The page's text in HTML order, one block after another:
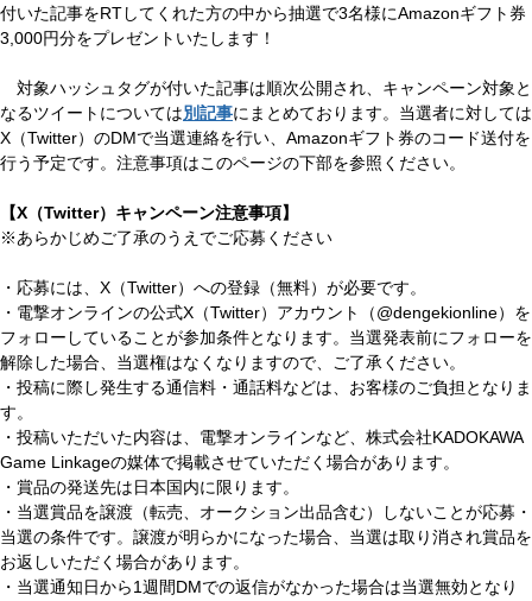
付いた記事をRTしてくれた方の中から抽選で3名様にAmazonギフト券
3,000円分をプレゼントいたします！
対象ハッシュタグが付いた記事は順次公開され、キャンペーン対象と
なるツイートについては別記事にまとめております。当選者に対しては
X（Twitter）のDMで当選連絡を行い、Amazonギフト券のコード送付を
行う予定です。注意事項はこのページの下部を参照ください。
【X（Twitter）キャンペーン注意事項】
※あらかじめご了承のうえでご応募ください
・応募には、X（Twitter）への登録（無料）が必要です。
・電撃オンラインの公式X（Twitter）アカウント（@dengekionline）を
フォローしていることが参加条件となります。当選発表前にフォローを
解除した場合、当選権はなくなりますので、ご了承ください。
・投稿に際し発生する通信料・通話料などは、お客様のご負担となりま
す。
・投稿いただいた内容は、電撃オンラインなど、株式会社KADOKAWA
Game Linkageの媒体で掲載させていただく場合があります。
・賞品の発送先は日本国内に限ります。
・当選賞品を譲渡（転売、オークション出品含む）しないことが応募・
当選の条件です。譲渡が明らかになった場合、当選は取り消され賞品を
お返しいただく場合があります。
・当選通知日から1週間DMでの返信がなかった場合は当選無効となり